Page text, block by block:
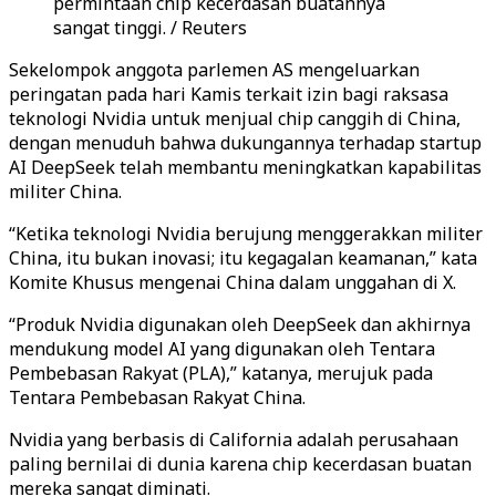
sangat tinggi. / Reuters
Sekelompok anggota parlemen AS mengeluarkan
peringatan pada hari Kamis terkait izin bagi raksasa
teknologi Nvidia untuk menjual chip canggih di China,
dengan menuduh bahwa dukungannya terhadap startup
AI DeepSeek telah membantu meningkatkan kapabilitas
militer China.
“Ketika teknologi Nvidia berujung menggerakkan militer
China, itu bukan inovasi; itu kegagalan keamanan,” kata
Komite Khusus mengenai China dalam unggahan di X.
“Produk Nvidia digunakan oleh DeepSeek dan akhirnya
mendukung model AI yang digunakan oleh Tentara
Pembebasan Rakyat (PLA),” katanya, merujuk pada
Tentara Pembebasan Rakyat China.
Nvidia yang berbasis di California adalah perusahaan
paling bernilai di dunia karena chip kecerdasan buatan
mereka sangat diminati.